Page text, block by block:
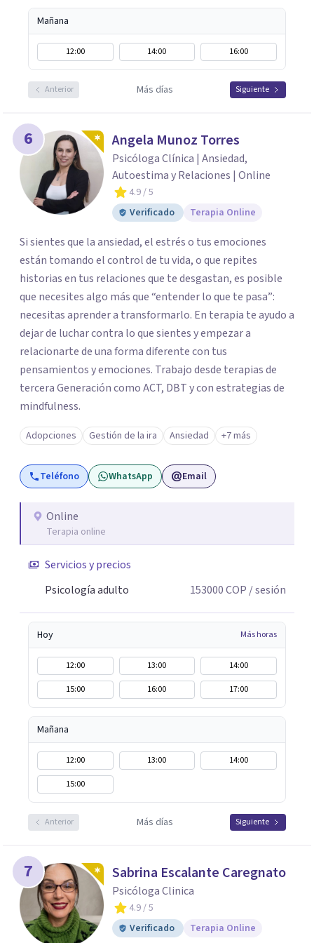
Mañana
12:00 14:00 16:00
Anterior Más días Siguiente
6 Angela Munoz Torres
Psicóloga Clínica | Ansiedad,
Autoestima y Relaciones | Online
4.9/ 5
Verificado
Terapia Online
Si sientes que la ansiedad, el estrés o tus emociones
están tomando el control de tu vida, o que repites
historias en tus relaciones que te desgastan, es posible
que necesites algo más que “entender lo que te pasa”:
necesitas aprender a transformarlo. En terapia te ayudo a
dejar de luchar contra lo que sientes y empezar a
relacionarte de una forma diferente con tus
pensamientos y emociones. Trabajo desde terapias de
tercera Generación como ACT, DBT y con estrategias de
mindfulness.
Adopciones Gestión de la ira Ansiedad +7 más
Teléfono WhatsApp Email
Online
Terapia online
Servicios y precios
Psicología adulto
153000COP / sesión
Hoy Más horas
12:00 13:00
14:00
15:00
16:00 17:00
Mañana
12:00 13:00
14:00
15:00
Anterior Más días Siguiente
7 Sabrina Escalante Caregnato
Psicóloga Clinica
4.9/ 5
Verificado
Terapia Online